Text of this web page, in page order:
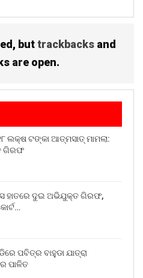
buttrackbacks and
are open.
ଲକ୍ଷ ଟଙ୍କା ଆତ୍ମସାତ୍ ମାମଲା:
ଗିରଫ
ହାତରେ ଦୁଇ ଅଭିଯୁକ୍ତ ଗିରଫ,
ପବିତ୍ର ବାହୁଡା ଯାତ୍ରା
ପାଳିତ